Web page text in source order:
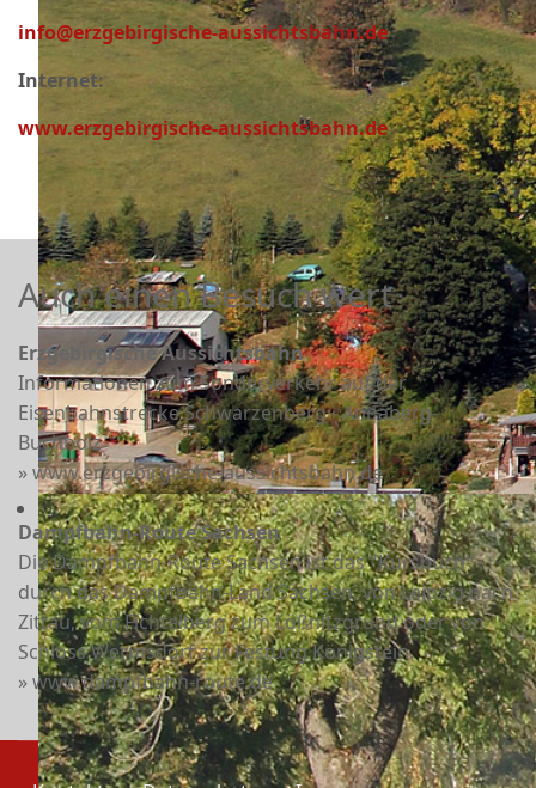
info@erzgebirgische-aussichtsbahn.de
Internet:
www.erzgebirgische-aussichtsbahn.de
Auch einen Besuch wert
Erzgebirgische Aussichtsbahn
Informationen zum Sonderverkehr auf der
Eisenbahnstrecke Schwarzenberg - Annaberg-
Buchholz
» www.erzgebirgische-aussichtsbahn.de
Dampfbahn-Route Sachsen
Die Dampfbahn-Route Sachsen ist das "Kursbuch"
durch das Dampfbahn-Land Sachsen, von Leipzig nach
Zittau, vom Fichtelberg zum Lößnitzgrund oder von
Schloss Wermsdorf zur Festung Königstein.
» www.dampfbahn-route.de